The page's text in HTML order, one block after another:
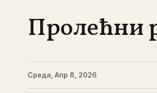
Пролећни
Среда, Апр 8, 2026